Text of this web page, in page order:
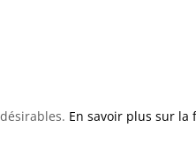
En savoir plus sur la